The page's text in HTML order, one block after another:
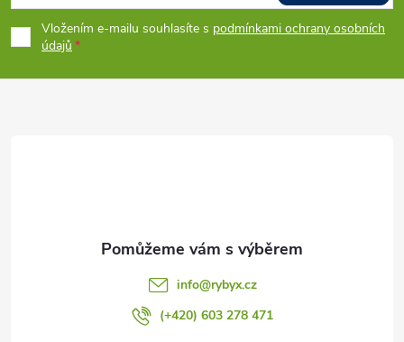
p
a
Vložením e-mailu souhlasíte s podmínkami ochrany osobních
údajů
info@rybyx.cz
(+420) 603 278 471